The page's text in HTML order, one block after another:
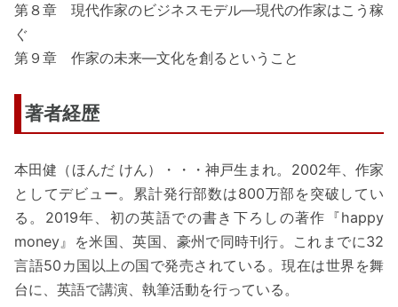
第８章 現代作家のビジネスモデル―現代の作家はこう稼
ぐ
第９章 作家の未来―文化を創るということ
著者経歴
本田健（ほんだ けん）・・・神戸生まれ。2002年、作家
としてデビュー。累計発行部数は800万部を突破してい
る。2019年、初の英語での書き下ろしの著作『happy
money』を米国、英国、豪州で同時刊行。これまでに32
言語50カ国以上の国で発売されている。現在は世界を舞
台に、英語で講演、執筆活動を行っている。